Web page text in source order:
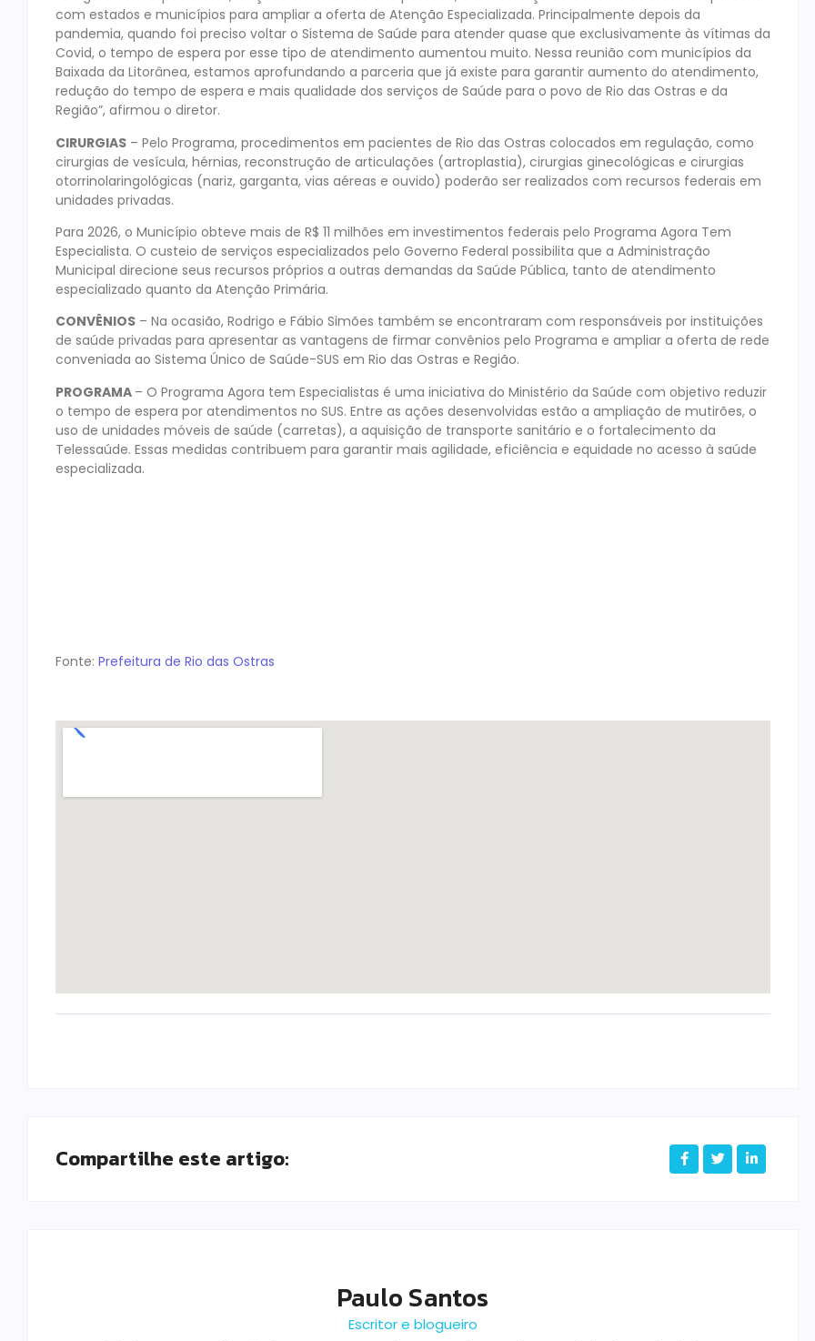
com estados e municípios para ampliar a oferta de Atenção Especializada. Principalmente depois da
pandemia, quando foi preciso voltar o Sistema de Saúde para atender quase que exclusivamente às vítimas da
Covid, o tempo de espera por esse tipo de atendimento aumentou muito. Nessa reunião com municípios da
Baixada da Litorânea, estamos aprofundando a parceria que já existe para garantir aumento do atendimento,
redução do tempo de espera e mais qualidade dos serviços de Saúde para o povo de Rio das Ostras e da
Região”, afirmou o diretor.
CIRURGIAS – Pelo Programa, procedimentos em pacientes de Rio das Ostras colocados em regulação, como
cirurgias de vesícula, hérnias, reconstrução de articulações (artroplastia), cirurgias ginecológicas e cirurgias
otorrinolaringológicas (nariz, garganta, vias aéreas e ouvido) poderão ser realizados com recursos federais em
unidades privadas.
Para 2026, o Município obteve mais de R$ 11 milhões em investimentos federais pelo Programa Agora Tem
Especialista. O custeio de serviços especializados pelo Governo Federal possibilita que a Administração
Municipal direcione seus recursos próprios a outras demandas da Saúde Pública, tanto de atendimento
especializado quanto da Atenção Primária.
CONVÊNIOS – Na ocasião, Rodrigo e Fábio Simões também se encontraram com responsáveis por instituições
de saúde privadas para apresentar as vantagens de firmar convênios pelo Programa e ampliar a oferta de rede
conveniada ao Sistema Único de Saúde-SUS em Rio das Ostras e Região.
PROGRAMA – O Programa Agora tem Especialistas é uma iniciativa do Ministério da Saúde com objetivo reduzir
o tempo de espera por atendimentos no SUS. Entre as ações desenvolvidas estão a ampliação de mutirões, o
uso de unidades móveis de saúde (carretas), a aquisição de transporte sanitário e o fortalecimento da
Telessaúde. Essas medidas contribuem para garantir mais agilidade, eficiência e equidade no acesso à saúde
especializada.
Fonte: Prefeitura de Rio das Ostras
Compartilhe este artigo:
Paulo Santos
Escritor e blogueiro